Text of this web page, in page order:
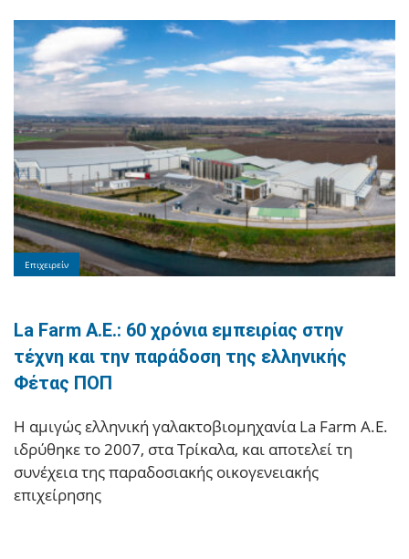
Επιχειρείν
La Farm Α.Ε.: 60 χρόνια εμπειρίας στην
τέχνη και την παράδοση της ελληνικής
Φέτας ΠΟΠ
Η αμιγώς ελληνική γαλακτοβιομηχανία La Farm Α.Ε.
ιδρύθηκε το 2007, στα Τρίκαλα, και αποτελεί τη
συνέχεια της παραδοσιακής οικογενειακής
επιχείρησης